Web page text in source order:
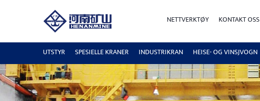
NETTVERKTØY KONTAKT OSS
UTSTYR SPESIELLE KRANER INDUSTRIKRAN HEISE- OG VINSJVOGN